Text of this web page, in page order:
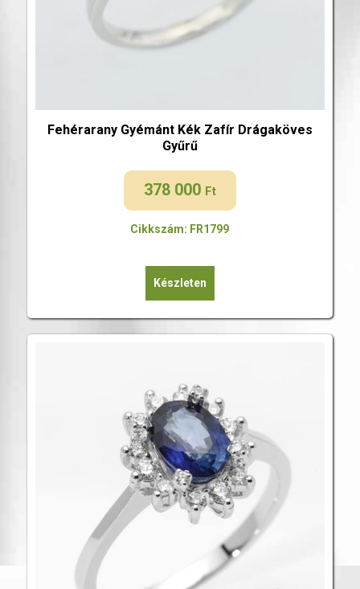
Fehérarany Gyémánt Kék Zafír Drágaköves
Gyűrű
378 000 Ft
Cikkszám: FR1799
Készleten